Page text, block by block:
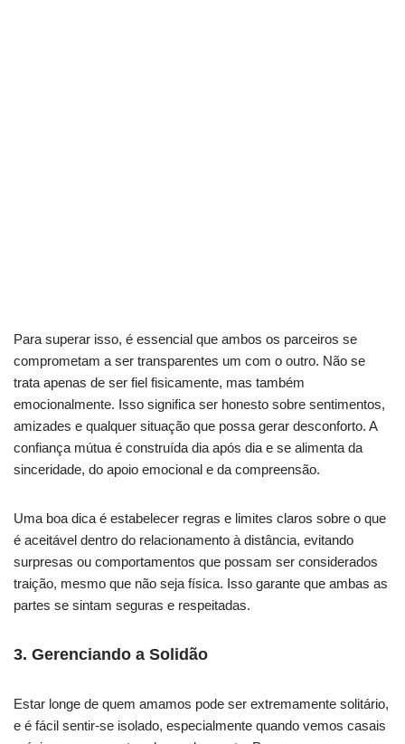
Para superar isso, é essencial que ambos os parceiros se
comprometam a ser transparentes um com o outro. Não se
trata apenas de ser fiel fisicamente, mas também
emocionalmente. Isso significa ser honesto sobre sentimentos,
amizades e qualquer situação que possa gerar desconforto. A
confiança mútua é construída dia após dia e se alimenta da
sinceridade, do apoio emocional e da compreensão.
Uma boa dica é estabelecer regras e limites claros sobre o que
é aceitável dentro do relacionamento à distância, evitando
surpresas ou comportamentos que possam ser considerados
traição, mesmo que não seja física. Isso garante que ambas as
partes se sintam seguras e respeitadas.
3. Gerenciando a Solidão
Estar longe de quem amamos pode ser extremamente solitário,
e é fácil sentir-se isolado, especialmente quando vemos casais